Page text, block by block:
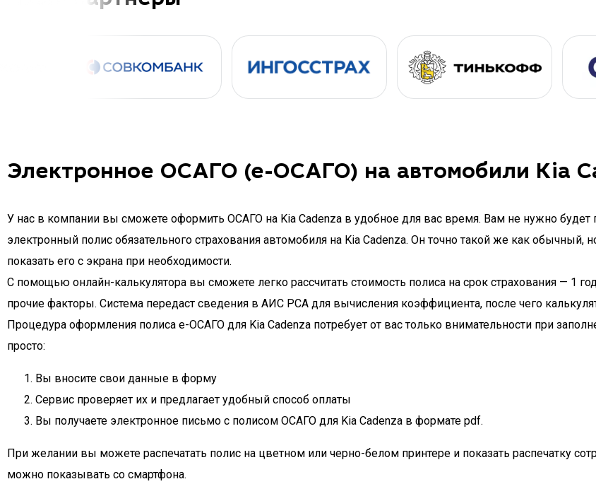
Электронное ОСАГО (е-ОСАГО) на автомобили Kia
У нас в компании вы сможете оформить ОСАГО на Kia Cadenza в удобное для вас время. Вам не нужно
электронный полис обязательного страхования автомобиля на Kia Cadenza. Он точно такой же как
показать его с экрана при необходимости.
С помощью онлайн-калькулятора вы сможете легко рассчитать стоимость полиса на срок страхования — 1
прочие факторы. Система передаст сведения в АИС РСА для вычисления коэффициента, после чего
Процедура оформления полиса e-ОСАГО для Kia Cadenza потребует от вас только внимательности при
просто:
Вы вносите свои данные в форму
Сервис проверяет их и предлагает удобный способ оплаты
Вы получаете электронное письмо с полисом ОСАГО для Kia Cadenza в формате pdf.
При желании вы можете распечатать полис на цветном или черно-белом принтере и показать распечатку
можно показывать со смартфона.